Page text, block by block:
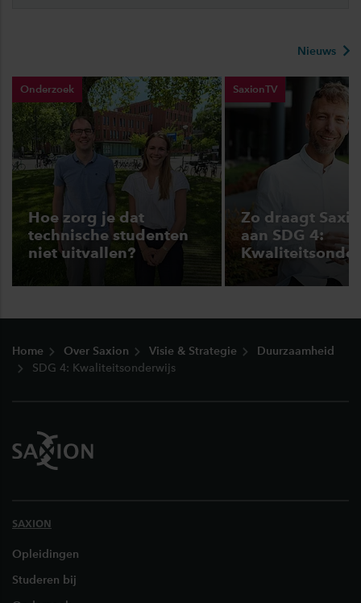
Nieuws
Onderzoek
Hoe zorg je dat
technische studenten
niet uitvallen?
SaxionTV
Zo draagt
aan SDG 4:
Home Over Saxion Visie & Strategie
Duurzaamheid
SDG 4: Kwaliteitsonderwijs
SAXION
Opleidingen
Studeren bij